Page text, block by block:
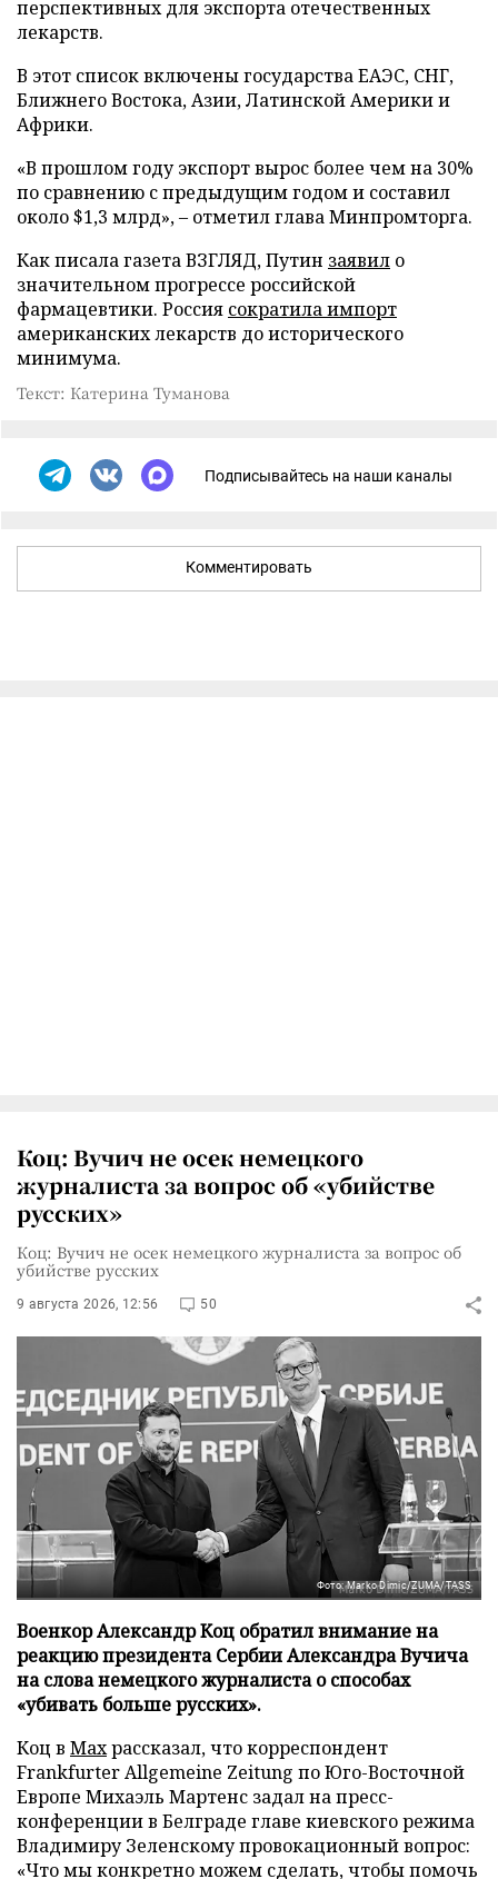
перспективных для экспорта отечественных
лекарств.
В этот список включены государства ЕАЭС, СНГ,
Ближнего Востока, Азии, Латинской Америки и
Африки.
«В прошлом году экспорт вырос более чем на 30%
по сравнению с предыдущим годом и составил
около $1,3 млрд», – отметил глава Минпромторга.
Как писала газета ВЗГЛЯД, Путин заявил о
значительном прогрессе российской
фармацевтики. Россия сократила импорт
американских лекарств до исторического
минимума.
Текст: Катерина Туманова
Подписывайтесь на наши каналы
Комментировать
Коц: Вучич не осек немецкого
журналиста за вопрос об «убийстве
русских»
Коц: Вучич не осек немецкого журналиста за вопрос об
убийстве русских
9 августа 2026, 12:56 50
Фото: Marko Dimic/ZUMA/TASS
Военкор Александр Коц обратил внимание на
реакцию президента Сербии Александра Вучича
на слова немецкого журналиста о способах
«убивать больше русских».
Коц в Махрассказал, что корреспондент
Frankfurter Allgemeine Zeitung по Юго-Восточной
Европе Михаэль Мартенс задал на пресс-
конференции в Белграде главе киевского режима
Владимиру Зеленскому провокационный вопрос:
«Что мы конкретно можем сделать, чтобы помочь